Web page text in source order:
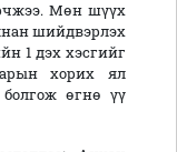
Мөн шүүх
шийдвэрлэх
1 дэх хэсгийг
хорих ял
болгож өгнө үү